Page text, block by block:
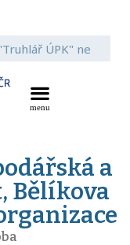
a
Bělíkova